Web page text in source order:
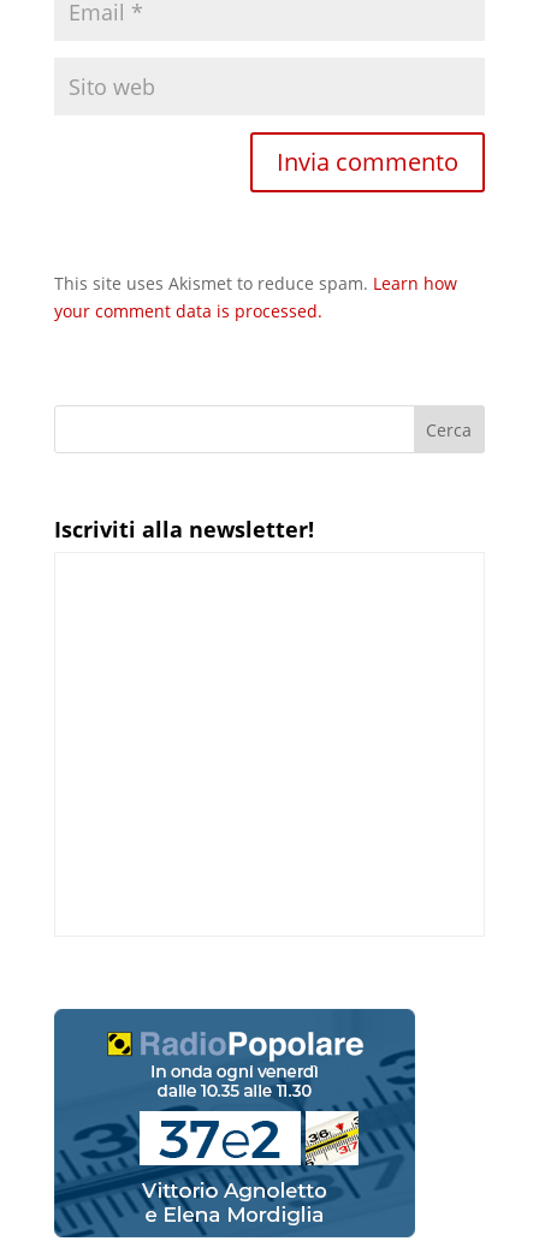
This site uses Akismet to reduce spam. Learn how
your comment data is processed.
Iscriviti alla newsletter!